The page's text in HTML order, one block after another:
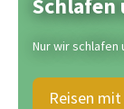
Schlafen
Nur wir schlafen
Reisen